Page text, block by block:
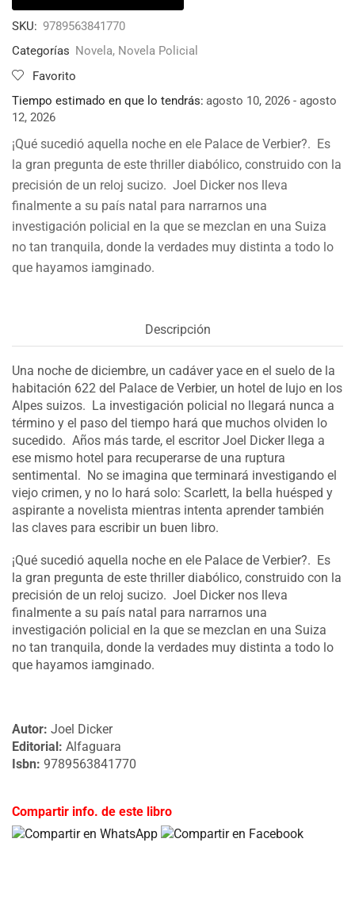
SKU: 9789563841770
Categorías Novela, Novela Policial
Favorito
Tiempo estimado en que lo tendrás: agosto 10, 2026 - agosto
12, 2026
¡Qué sucedió aquella noche en ele Palace de Verbier?. Es
la gran pregunta de este thriller diabólico, construido con la
precisión de un reloj sucizo. Joel Dicker nos lleva
finalmente a su país natal para narrarnos una
investigación policial en la que se mezclan en una Suiza
no tan tranquila, donde la verdades muy distinta a todo lo
que hayamos iamginado.
Descripción
Una noche de diciembre, un cadáver yace en el suelo de la
habitación 622 del Palace de Verbier, un hotel de lujo en los
Alpes suizos. La investigación policial no llegará nunca a
término y el paso del tiempo hará que muchos olviden lo
sucedido. Años más tarde, el escritor Joel Dicker llega a
ese mismo hotel para recuperarse de una ruptura
sentimental. No se imagina que terminará investigando el
viejo crimen, y no lo hará solo: Scarlett, la bella huésped y
aspirante a novelista mientras intenta aprender también
las claves para escribir un buen libro.
¡Qué sucedió aquella noche en ele Palace de Verbier?. Es
la gran pregunta de este thriller diabólico, construido con la
precisión de un reloj sucizo. Joel Dicker nos lleva
finalmente a su país natal para narrarnos una
investigación policial en la que se mezclan en una Suiza
no tan tranquila, donde la verdades muy distinta a todo lo
que hayamos iamginado.
Autor: Joel Dicker
Editorial: Alfaguara
Isbn: 9789563841770
Compartir info. de este libro